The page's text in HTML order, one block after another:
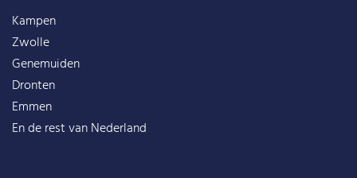
Kampen
Zwolle
Genemuiden
Dronten
Emmen
En de rest vanNederland